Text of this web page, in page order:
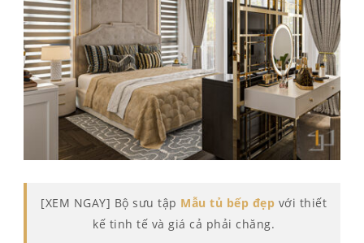
[XEM NGAY] Bộ sưu tập Mẫu tủ bếp đẹp với thiết
kế tinh tế và giá cả phải chăng.